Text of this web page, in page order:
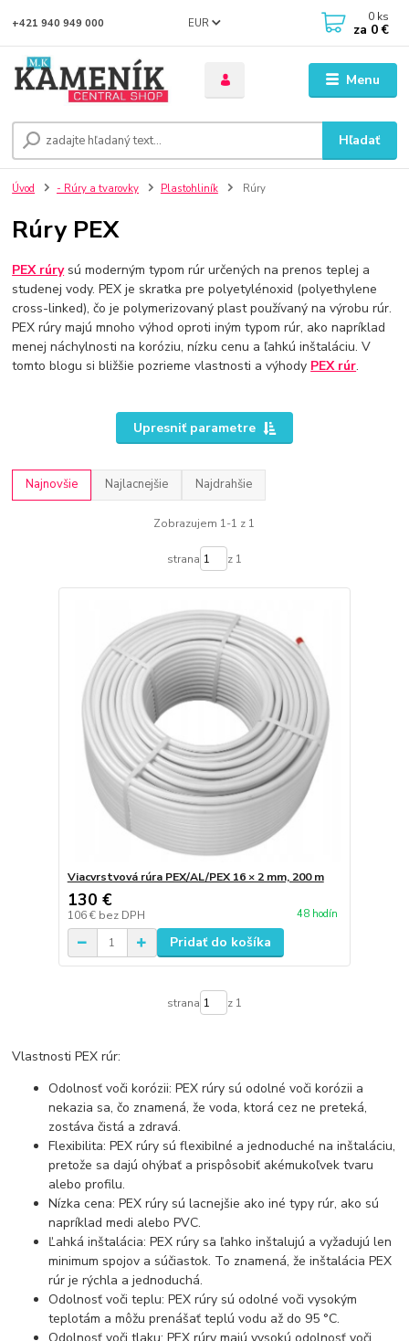
Menu
EUR
Hľadať
+421 940 949 000 0 ks
za 0 €
Úvod - Rúry a tvarovky Plastohliník Rúry
Rúry PEX
PEX rúrysú moderným typom rúr určených na prenos teplej a
studenej vody. PEX je skratka pre polyetylénoxid (polyethylene
cross-linked), čo je polymerizovaný plast používaný na výrobu rúr.
PEX rúry majú mnoho výhod oproti iným typom rúr, ako napríklad
menej náchylnosti na koróziu, nízku cenu a ľahkú inštaláciu. V
tomto blogu si bližšie pozrieme vlastnosti a výhody PEX rúr.
Upresniť parametre
Najnovšie Najlacnejšie Najdrahšie
Zobrazujem 1-1 z 1
strana z 1
Viacvrstvová rúra PEX/AL/PEX 16 × 2 mm, 200 m
130 €
106 € bez DPH 48 hodín
Pridať do košíka
strana z 1
Vlastnosti PEX rúr:
Odolnosť voči korózii: PEX rúry sú odolné voči korózii a
nekazia sa, čo znamená, že voda, ktorá cez ne preteká,
zostáva čistá a zdravá.
Flexibilita: PEX rúry sú flexibilné a jednoduché na inštaláciu,
pretože sa dajú ohýbať a prispôsobiť akémukoľvek tvaru
alebo profilu.
Nízka cena: PEX rúry sú lacnejšie ako iné typy rúr, ako sú
napríklad medi alebo PVC.
Ľahká inštalácia: PEX rúry sa ľahko inštalujú a vyžadujú len
minimum spojov a súčiastok. To znamená, že inštalácia PEX
rúr je rýchla a jednoduchá.
Odolnosť voči teplu: PEX rúry sú odolné voči vysokým
teplotám a môžu prenášať teplú vodu až do 95 °C.